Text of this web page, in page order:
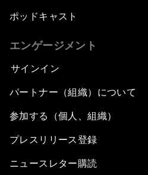
ポッドキャスト
エンゲージメント
サインイン
パートナー（組織）について
参加する（個人、組織）
プレスリリース登録
ニュースレター購読